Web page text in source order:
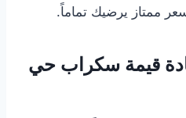
ممتاز يرضيك تماماً.
قيمة سكراب حي